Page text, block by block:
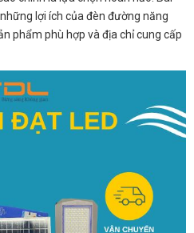
lợi ích của đèn đường năng
phẩm phù hợp và địa chỉ cung cấp